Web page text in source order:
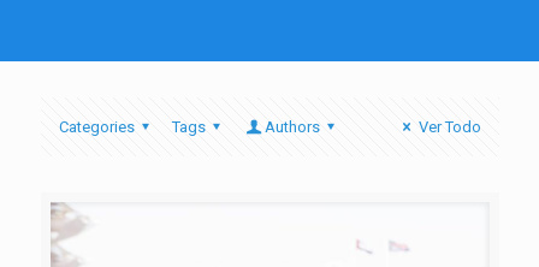
Categories Tags Authors Ver Todo